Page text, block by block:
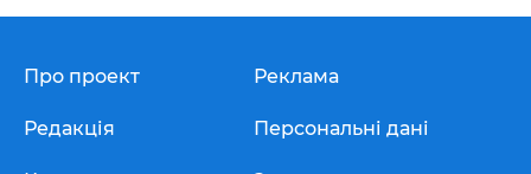
Про проект
Редакція
Реклама
Персональні дані